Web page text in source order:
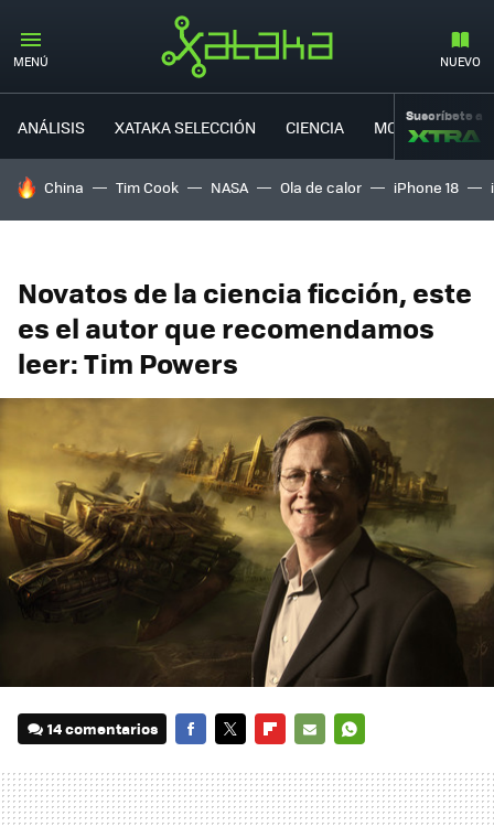
MENÚ NUEVO
ANÁLISIS XATAKA SELECCIÓN CIENCIA MOVILIDAD
Suscríbete a
HOY SE HABLA DE
China Tim Cook NASA Ola de calor iPhone 18
Novatos de la ciencia ficción, este
es el autor que recomendamos
leer: Tim Powers
14 comentarios
MAIL